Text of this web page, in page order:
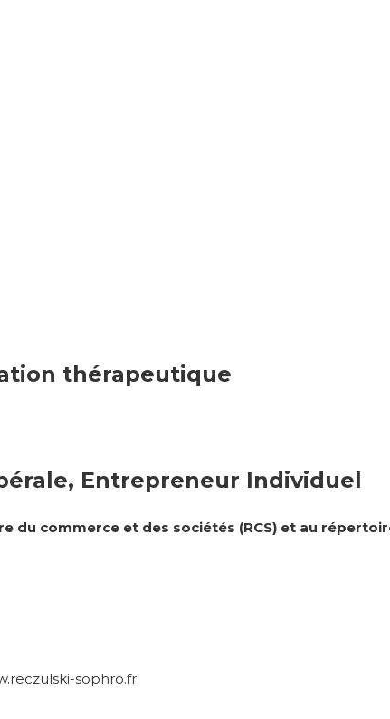
thérapeutique
Entrepreneur Individuel
du commerce et des sociétés (RCS) et au
sophro.fr